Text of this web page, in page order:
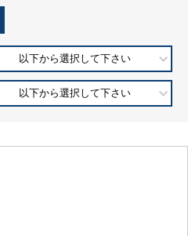
以下から選択して下さい
以下から選択して下さい